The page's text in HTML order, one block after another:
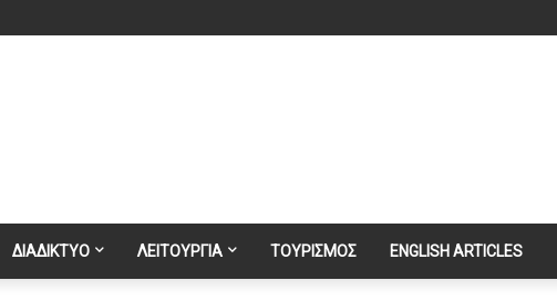
ΔΙΑΔΙΚΤΥΟ ΛΕΙΤΟΥΡΓΙΑ ΤΟΥΡΙΣΜΟΣ ENGLISH ARTICLES